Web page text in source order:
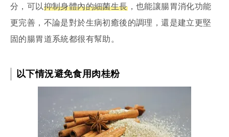
分，可以抑制身體內的細菌生長，也能讓腸胃消化功能
更完善，不論是對於生病初癒後的調理，還是建立更堅
固的腸胃道系統都很有幫助。
以下情況避免食用肉桂粉